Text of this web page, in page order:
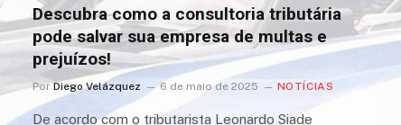
Descubra como a consultoria tributária
pode salvar sua empresa de multas e
prejuízos!
Por Diego Velázquez 6 de maio de 2025 NOTÍCIAS
De acordo com o tributarista Leonardo Siade